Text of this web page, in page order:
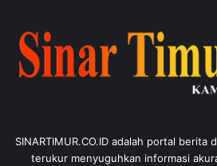
SINARTIMUR.CO.ID adalah portal
terukur menyuguhkan informasi